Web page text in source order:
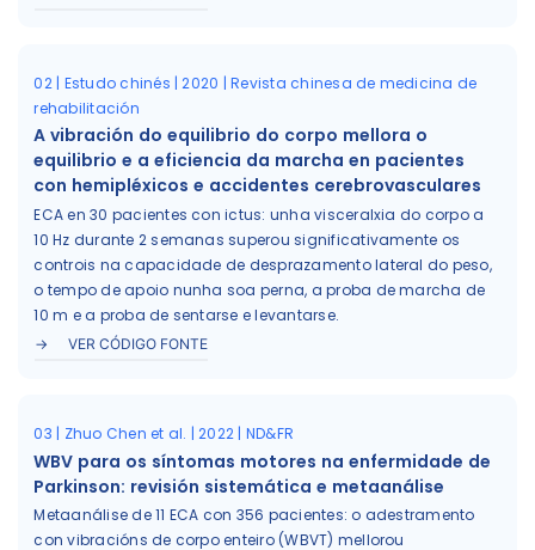
02 | Estudo chinés | 2020 | Revista chinesa de medicina de
rehabilitación
A vibración do equilibrio do corpo mellora o
equilibrio e a eficiencia da marcha en pacientes
con hemipléxicos e accidentes cerebrovasculares
ECA en 30 pacientes con ictus: unha visceralxia do corpo a
10 Hz durante 2 semanas superou significativamente os
controis na capacidade de desprazamento lateral do peso,
o tempo de apoio nunha soa perna, a proba de marcha de
10 m e a proba de sentarse e levantarse.
VER CÓDIGO FONTE
03 | Zhuo Chen et al. | 2022 | ND&FR
WBV para os síntomas motores na enfermidade de
Parkinson: revisión sistemática e metaanálise
Metaanálise de 11 ECA con 356 pacientes: o adestramento
con vibracións de corpo enteiro (WBVT) mellorou